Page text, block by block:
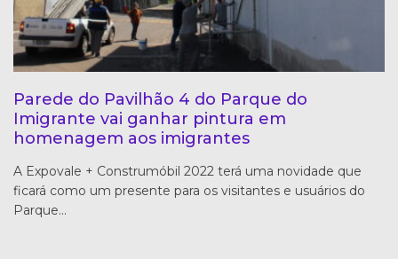
Parede do Pavilhão 4 do Parque do
Imigrante vai ganhar pintura em
homenagem aos imigrantes
A Expovale + Construmóbil 2022 terá uma novidade que
ficará como um presente para os visitantes e usuários do
Parque…